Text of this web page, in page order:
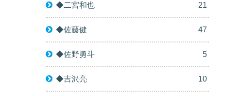
◆二宮和也 21
◆佐藤健 47
◆佐野勇斗 5
◆吉沢亮 10